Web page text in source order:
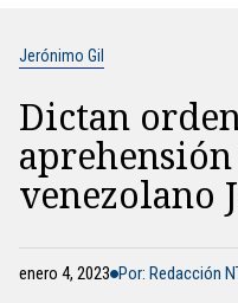
Jerónimo Gil
Dictan
venezolano
enero 4, 2023 Por: Redacción